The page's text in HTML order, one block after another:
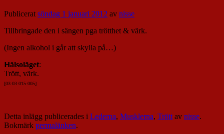
Publiceratsöndag 1 januari 2012 av nisse
Tillbringade den i sängen pga trötthet & värk.
(Ingen alkohol i går att skylla på…)
Hälsoläget:
Trött, värk.
[03-03-015-005]
Detta inlägg publicerades i Lederna, Musklerna, Tröttav nisse.
Bokmärk permalänken.